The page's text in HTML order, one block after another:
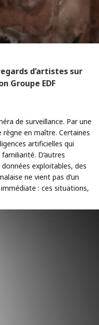
d’artistes sur
Groupe EDF
de surveillance. Par une
en maître. Certaines
artificielles qui
D’autres
exploitables, des
ne vient pas d’un
immédiate : ces situations,